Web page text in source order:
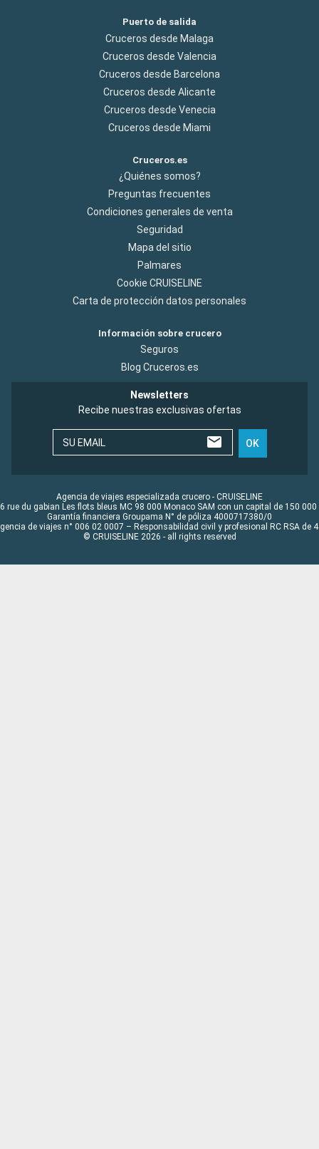
Puerto de salida
Cruceros desde Malaga
Cruceros desde Valencia
Cruceros desde Barcelona
Cruceros desde Alicante
Cruceros desde Venecia
Cruceros desde Miami
Cruceros.es
¿Quiénes somos?
Preguntas frecuentes
Condiciones generales de venta
Seguridad
Mapa del sitio
Palmares
Cookie CRUISELINE
Carta de protección datos personales
Información sobre crucero
Seguros
Blog Cruceros.es
Newsletters
Recibe nuestras exclusivas ofertas
SU EMAIL OK
Agencia de viajes especializada crucero - CRUISELINE
rue du gabian Les flots bleus MC 98 000 Monaco SAM con un capital de 150 000
Garantía financiera Groupama N° de póliza 4000717380/0
de viajes n° 006 02 0007 – Responsabilidad civil y profesional RC RSA de
© CRUISELINE 2026 - all rights reserved